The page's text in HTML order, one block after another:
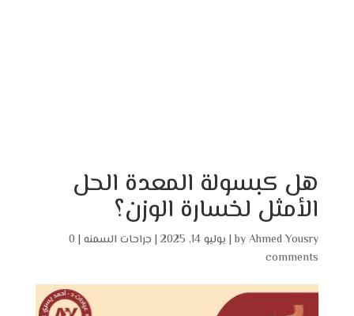
هل كبسولة المعدة الحل
الأمثل لخسارة الوزن؟
byAhmed Yousry
| يوليو 14, 2025 | جراحات السمنه|
0
comments